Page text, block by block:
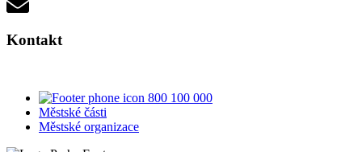
Kontakt
800 100 000
Městské části
Městské organizace